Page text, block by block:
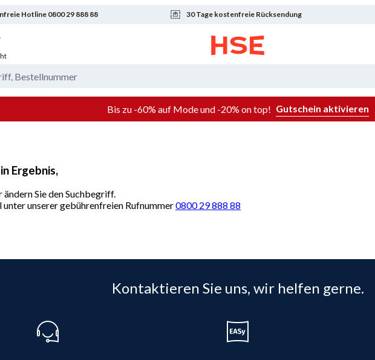
Hotline 0800 29 888 88 30 Tage kostenfreie Rücksendung
Bis zu -60% auf Mode und -20% on top! Gutschein aktivieren
Ergebnis,
Sie den Suchbegriff.
unserer gebührenfreien Rufnummer0800 29 888 88
Kontaktieren Sie uns, wir helfen gerne.